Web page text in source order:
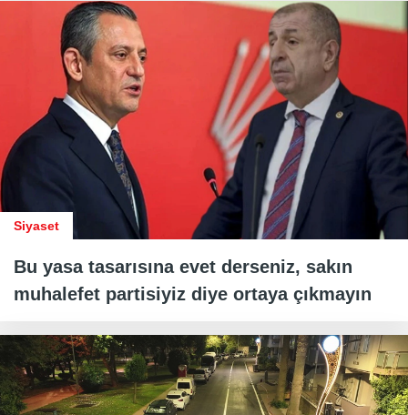
Siyaset
Bu yasa tasarısına evet derseniz, sakın
muhalefet partisiyiz diye ortaya çıkmayın